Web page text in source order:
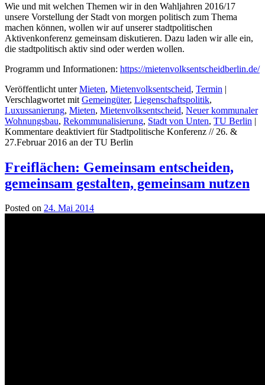
Wie und mit welchen Themen wir in den Wahljahren 2016/17
unsere Vorstellung der Stadt von morgen politisch zum Thema
machen können, wollen wir auf unserer stadtpolitischen
Aktivenkonferenz gemeinsam diskutieren. Dazu laden wir alle ein,
die stadtpolitisch aktiv sind oder werden wollen.
Programm und Informationen: https://mietenvolksentscheidberlin.de/
Veröffentlicht unter Mieten, Mietenvolksentscheid, Termin |
Verschlagwortet mit Gemeingüter, Liegenschaftspolitik,
Luxussanierung, Mieten, Mietenvolksentscheid, Neuer kommunaler
Wohnungsbau, Rekommunalisierung, Stadt von Unten, TU Berlin |
Kommentare deaktiviert für Stadtpolitische Konferenz // 26. &
27.Februar 2016 an der TU Berlin
Freiflächen: Gemeinsam entscheiden,
gemeinsam gestalten, gemeinsam nutzen
Posted on 24. Mai 2014